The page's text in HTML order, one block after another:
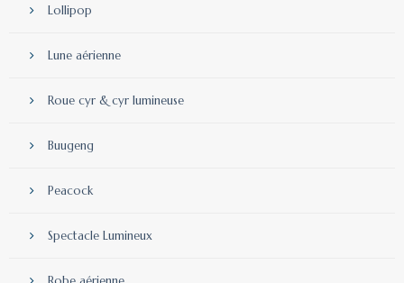
Lollipop
Lune aérienne
Roue cyr & cyr lumineuse
Buugeng
Peacock
Spectacle Lumineux